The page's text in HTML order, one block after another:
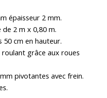
épaisseur 2 mm.
2 m x 0,80 m.
cm en hauteur.
grâce aux roues
pivotantes avec frein.